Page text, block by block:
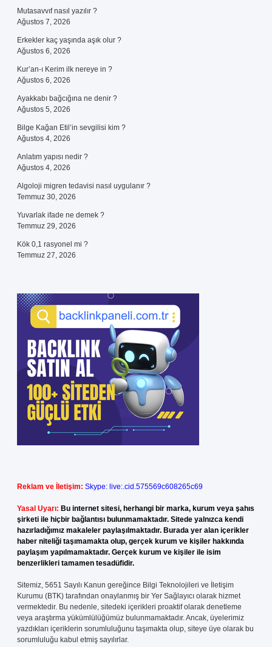
Mutasavvıf nasıl yazılır ?
Ağustos 7, 2026
Erkekler kaç yaşında aşık olur ?
Ağustos 6, 2026
Kur’an-ı Kerim ilk nereye in ?
Ağustos 6, 2026
Ayakkabı bağcığına ne denir ?
Ağustos 5, 2026
Bilge Kağan Etil’in sevgilisi kim ?
Ağustos 4, 2026
Anlatım yapısı nedir ?
Ağustos 4, 2026
Algoloji migren tedavisi nasıl uygulanır ?
Temmuz 30, 2026
Yuvarlak ifade ne demek ?
Temmuz 29, 2026
Kök 0,1 rasyonel mi ?
Temmuz 27, 2026
Reklam ve İletişim: Skype: live:.cid.575569c608265c69
Yasal Uyarı: Bu internet sitesi, herhangi bir marka, kurum veya şahıs
şirketi ile hiçbir bağlantısı bulunmamaktadır. Sitede yalnızca kendi
hazırladığımız makaleler paylaşılmaktadır. Burada yer alan içerikler
haber niteliği taşımamakta olup, gerçek kurum ve kişiler hakkında
paylaşım yapılmamaktadır. Gerçek kurum ve kişiler ile isim
benzerlikleri tamamen tesadüfidir.
Sitemiz, 5651 Sayılı Kanun gereğince Bilgi Teknolojileri ve İletişim
Kurumu (BTK) tarafından onaylanmış bir Yer Sağlayıcı olarak hizmet
vermektedir. Bu nedenle, sitedeki içerikleri proaktif olarak denetleme
veya araştırma yükümlülüğümüz bulunmamaktadır. Ancak, üyelerimiz
yazdıkları içeriklerin sorumluluğunu taşımakta olup, siteye üye olarak bu
sorumluluğu kabul etmiş sayılırlar.